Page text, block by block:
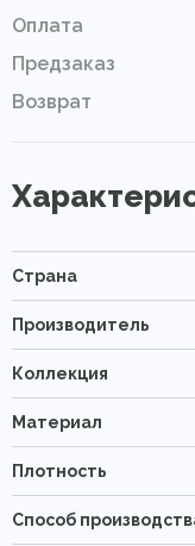
Оплата
Предзаказ
Возврат
Страна
Производитель
Коллекция
Материал
Плотность
Способ